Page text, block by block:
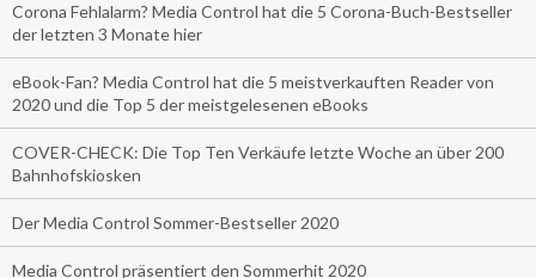
Corona Fehlalarm? Media Control hat die 5 Corona-Buch-Bestseller
der letzten 3 Monate hier
eBook-Fan? Media Control hat die 5 meistverkauften Reader von
2020 und die Top 5 der meistgelesenen eBooks
COVER-CHECK: Die Top Ten Verkäufe letzte Woche an über 200
Bahnhofskiosken
Der Media Control Sommer-Bestseller 2020
Media Control präsentiert den Sommerhit 2020